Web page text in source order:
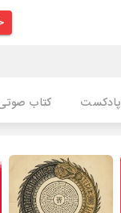
پادکست کتاب